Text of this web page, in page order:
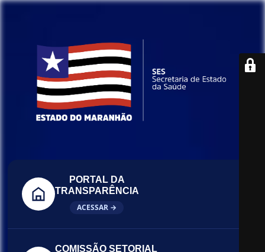
PORTAL DA
TRANSPARÊNCIA
ACESSAR →
COMISSÃO SETORIAL